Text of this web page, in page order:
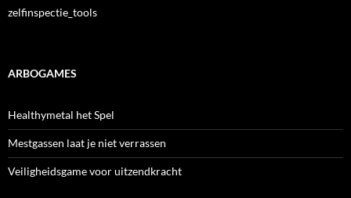
zelfinspectie_tools
ARBOGAMES
Healthymetal het Spel
Mestgassen laat je niet verrassen
Veiligheidsgame voor uitzendkracht